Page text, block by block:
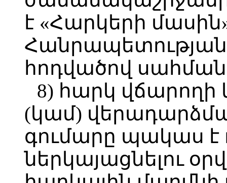
է «Հարկերի
Հանրապետության
հոդվածով
8) հարկ
(կամ)
գումարը պակաս է
ներկայացնելու